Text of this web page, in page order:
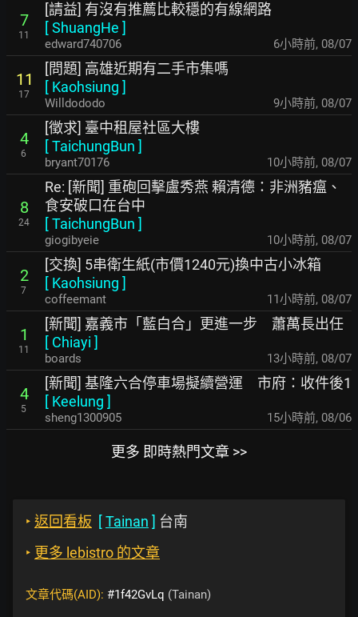
7
11
[請益] 有沒有推薦比較穩的有線網路
[ShuangHe ]
edward740706 6小時前, 08/07
11
17
[問題] 高雄近期有二手市集嗎
[ Kaohsiung ]
Willdododo 9小時前, 08/07
4
6
[徵求] 臺中租屋社區大樓
[TaichungBun ]
bryant70176 10小時前, 08/07
8
24
Re: [新聞] 重砲回擊盧秀燕 賴清德：非洲豬瘟、
食安破口在台中
[TaichungBun ]
giogibyeie 10小時前, 08/07
2
7
[交換] 5串衛生紙(市價1240元)換中古小冰箱
[ Kaohsiung ]
coffeemant 11小時前, 08/07
1
11
[新聞] 嘉義市「藍白合」更進一步 蕭萬長出任
[ Chiayi ]
boards 13小時前, 08/07
4
5
[新聞] 基隆六合停車場擬續營運 市府：收件後1
[ Keelung ]
sheng1300905 15小時前, 08/06
更多 即時熱門文章 >>
‣ 返回看板 [Tainan ] 台南
‣ 更多 lebistro 的文章
文章代碼(AID): #1f42GvLq (Tainan)